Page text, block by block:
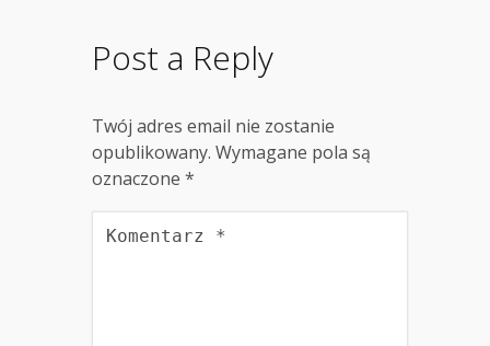
Post a Reply
Twój adres email nie zostanie
opublikowany. Wymagane pola są
oznaczone *